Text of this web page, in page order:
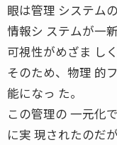
眼は管理 システム
情報シ ステムが一
可視性がめざま し
そのため、物理 的
能になっ た。
この管理の 一元化
に実 現されたのだ